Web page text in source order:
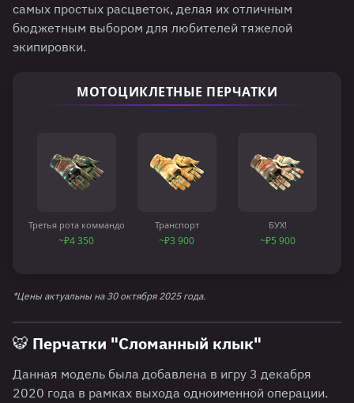
самых простых расцветок, делая их отличным
бюджетным выбором для любителей тяжелой
экипировки.
МОТОЦИКЛЕТНЫЕ ПЕРЧАТКИ
Третья рота коммандо
~₽4 350
Транспорт
~₽3 900
БУХ!
~₽5 900
*Цены актуальны на 30 октября 2025 года.
🐯 Перчатки "Сломанный клык"
Данная модель была добавлена в игру 3 декабря
2020 года в рамках выхода одноименной операции.